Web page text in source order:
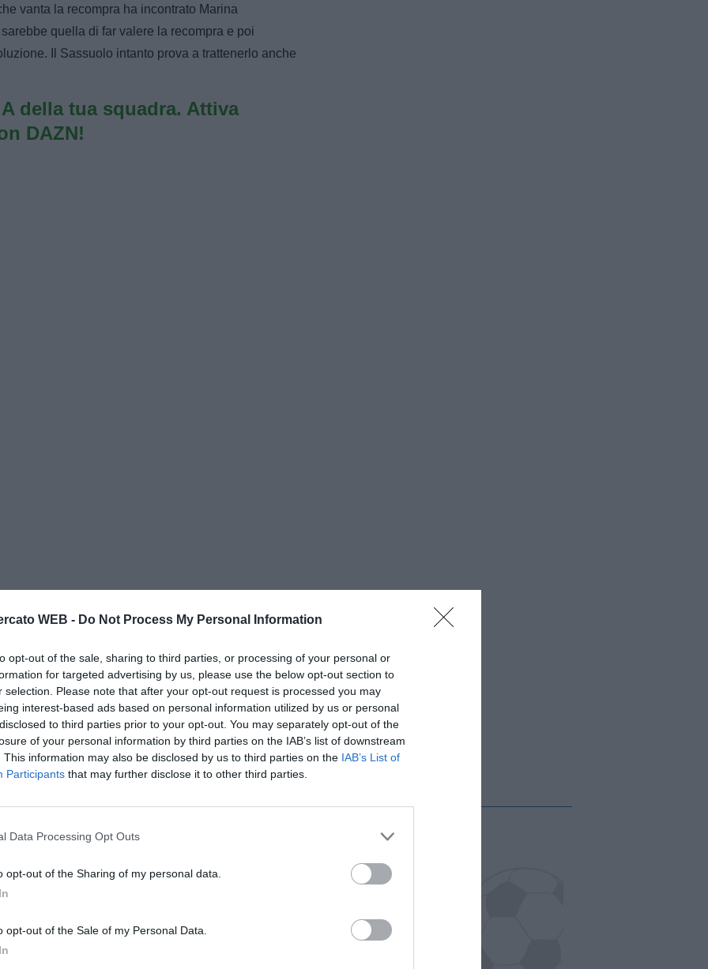
WEB - Do Not Process My Personal Information
opt-out of the sale, sharing to third parties, or processing of your personal or
for targeted advertising by us, please use the below opt-out section to
selection. Please note that after your opt-out request is processed you may
interest-based ads based on personal information utilized by us or personal
to third parties prior to your opt-out. You may separately opt-out of the
of your personal information by third parties on the IAB’s list of downstream
This information may also be disclosed by us to third parties on the IAB’s List of
Participants that may further disclose it to other third parties.
Data Processing Opt Outs
opt-out of the Sharing of my personal data.
opt-out of the Sale of my Personal Data.
vanta la recompra ha incontrato Marina
quella di far valere la recompra e poi
Il Sassuolo intanto prova a trattenerlo anche
della tua squadra. Attiva
DAZN!